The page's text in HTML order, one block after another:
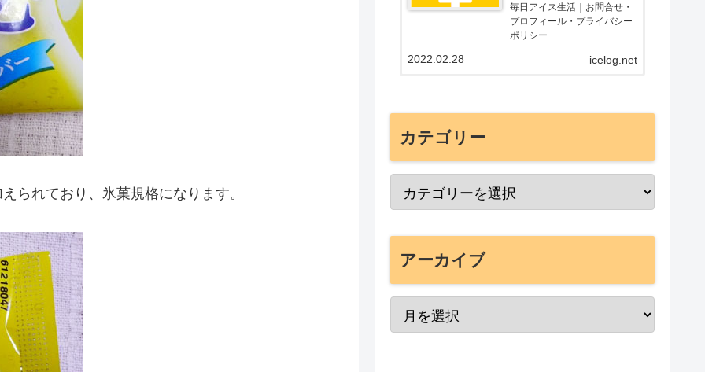
られており、氷菓規格になります。
毎日アイス生活｜お問合せ・
プロフィール・プライバシー
ポリシー
icelog.net
2022.02.28
カテゴリー
アーカイブ